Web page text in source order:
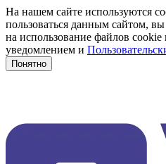
На нашем сайте используются
пользоваться данным сайтом,
на использование файлов
уведомлением и
Понятно